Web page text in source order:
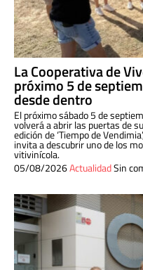
La Cooperativa de
próximo 5 de
desde dentro
El próximo sábado 5 de
volverá a abrir las puertas de
edición de ‘Tiempo de
invita a descubrir uno de los
vitivinícola.
05/08/2026ActualidadSin